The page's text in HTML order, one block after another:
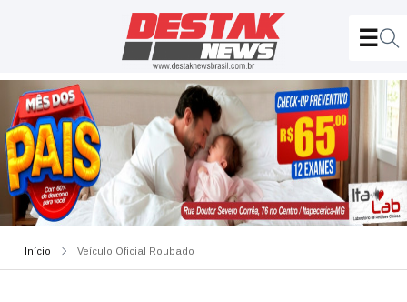
Início Veículo Oficial Roubado